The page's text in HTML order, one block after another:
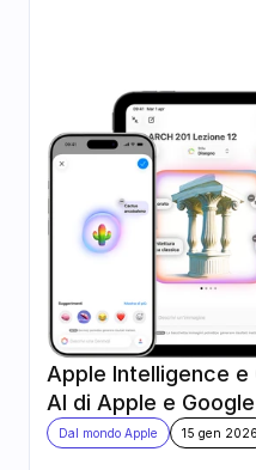
Apple Intelligence e
AI di Apple e Google
Dal mondo Apple 15 gen 2026